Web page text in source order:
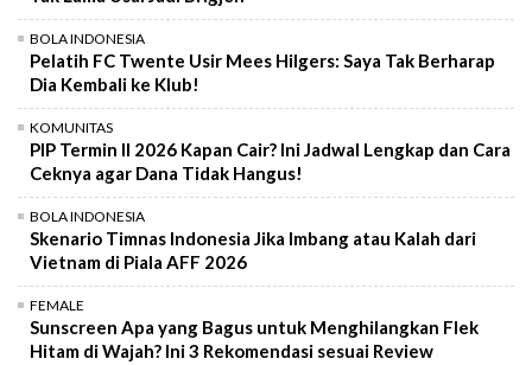
BOLA INDONESIA
Pelatih FC Twente Usir Mees Hilgers: Saya Tak Berharap
Dia Kembali ke Klub!
KOMUNITAS
PIP Termin II 2026 Kapan Cair? Ini Jadwal Lengkap dan Cara
Ceknya agar Dana Tidak Hangus!
BOLA INDONESIA
Skenario Timnas Indonesia Jika Imbang atau Kalah dari
Vietnam di Piala AFF 2026
FEMALE
Sunscreen Apa yang Bagus untuk Menghilangkan Flek
Hitam di Wajah? Ini 3 Rekomendasi sesuai Review